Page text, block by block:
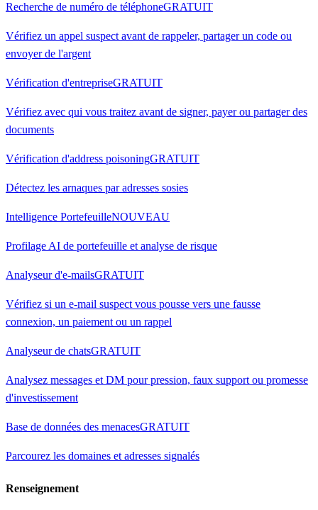
Recherche de numéro de téléphoneGRATUIT
Vérifiez un appel suspect avant de rappeler, partager un code ou
envoyer de l'argent
Vérification d'entrepriseGRATUIT
Vérifiez avec qui vous traitez avant de signer, payer ou partager des
documents
Vérification d'address poisoningGRATUIT
Détectez les arnaques par adresses sosies
Intelligence PortefeuilleNOUVEAU
Profilage AI de portefeuille et analyse de risque
Analyseur d'e-mailsGRATUIT
Vérifiez si un e-mail suspect vous pousse vers une fausse
connexion, un paiement ou un rappel
Analyseur de chatsGRATUIT
Analysez messages et DM pour pression, faux support ou promesse
d'investissement
Base de données des menacesGRATUIT
Parcourez les domaines et adresses signalés
Renseignement